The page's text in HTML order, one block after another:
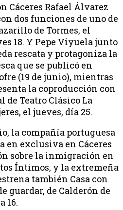
Cáceres Rafael Álvarez
dos funciones de uno de
de Tormes, el
18. Y Pepe Viyuela junto
rescata y protagoniza la
que se publicó en
(19 de junio), mientras
la coproducción con
de Teatro Clásico La
el jueves, día 25.
la compañía portuguesa
en exclusiva en Cáceres
sobre la inmigración en
Íntimos, y la extremeña
también Casa con
guardar, de Calderón de
16.